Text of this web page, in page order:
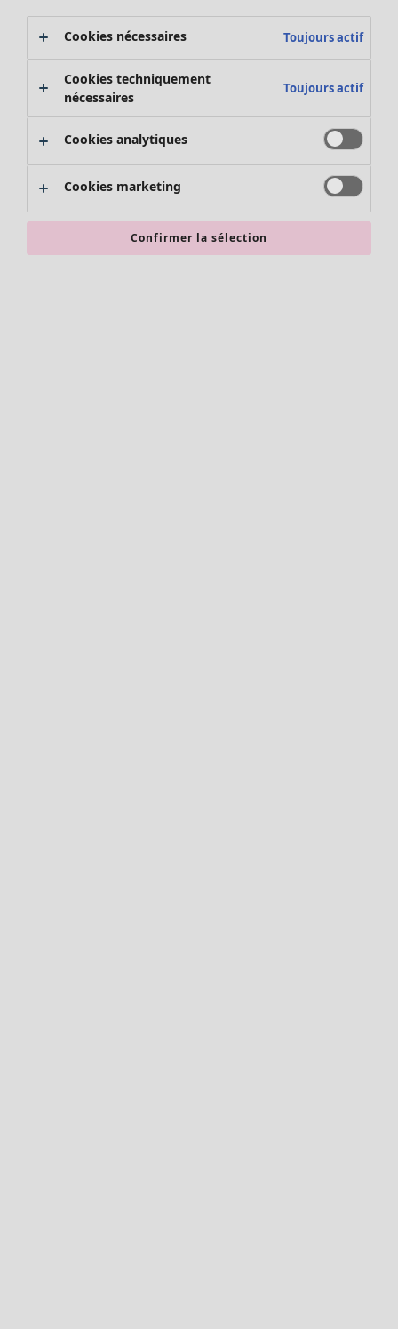
Promos SOLDES
Les promos de Gudrun Sjödén
Nouvel arrivage
Bonnes affaires en soldes - jusqu'à -70
Cookies nécessaires Toujours actif
Cookies techniquement
nécessaires
Toujours actif
Cookies analytiques
Cookies marketing
Confirmer la sélection